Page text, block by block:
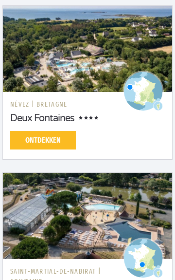
NÉVEZ | BRETAGNE
Deux Fontaines
ONTDEKKEN
SAINT-MARTIAL-DE-NABIRAT |